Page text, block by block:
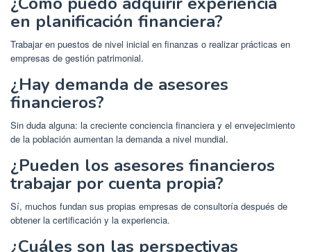
en planificación financiera?
Trabajar en puestos de nivel inicial en finanzas o realizar prácticas en
empresas de gestión patrimonial.
¿Hay demanda de asesores
financieros?
Sin duda alguna: la creciente conciencia financiera y el envejecimiento
de la población aumentan la demanda a nivel mundial.
¿Pueden los asesores financieros
trabajar por cuenta propia?
Sí, muchos fundan sus propias empresas de consultoría después de
obtener la certificación y la experiencia.
¿Cuáles son las perspectivas